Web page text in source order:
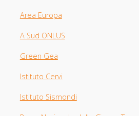
Area Europa
A Sud ONLUS
Green Gea
Istituto Cervi
Istituto Sismondi